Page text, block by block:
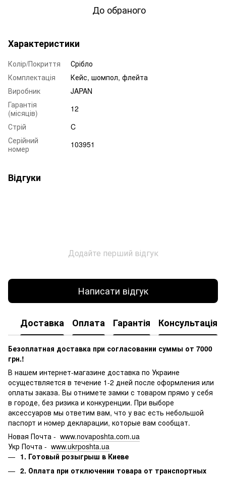
До обраного
Характеристики
Колір/Покриття
Срібло
Комплектація
Кейс, шомпол, флейта
Виробник
JAPAN
Гарантія
(місяців)
12
Стрій
C
Серійний
номер
103951
Відгуки
Додайте перший відгук
Написати відгук
Доставка Оплата Гарантія Консультація
Безоплатная доставка при согласовании суммы от 7000
грн.!
В нашем интернет-магазине доставка по Украине
осуществляется в течение 1-2 дней после оформления или
оплаты заказа. Вы отнимете замки с товаром прямо у себя
в городе, без ризика и конкуренции. При выборе
аксессуаров мы ответим вам, что у вас есть небольшой
паспорт и номер декларации, которые вам сообщат.
Новая Почта - www.novaposhta.com.ua
Укр Почта - www.ukrposhta.ua
1. Готовый розыгрыш в Киеве
2. Оплата при отключении товара от транспортных